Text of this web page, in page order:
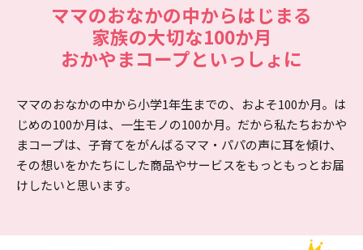
ママのおなかの中からはじまる
家族の大切な100か月
おかやまコープといっしょに
ママのおなかの中から小学1年生までの、およそ100か月。は
じめの100か月は、一生モノの100か月。だから私たちおかや
まコープは、子育てをがんばるママ・パパの声に耳を傾け、
その想いをかたちにした商品やサービスをもっともっとお届
けしたいと思います。